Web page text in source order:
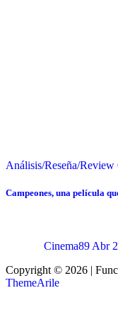
Análisis/Reseña/Review
Campeones, una película
Cinema89 Abr
Copyright © 2026 |
ThemeArile